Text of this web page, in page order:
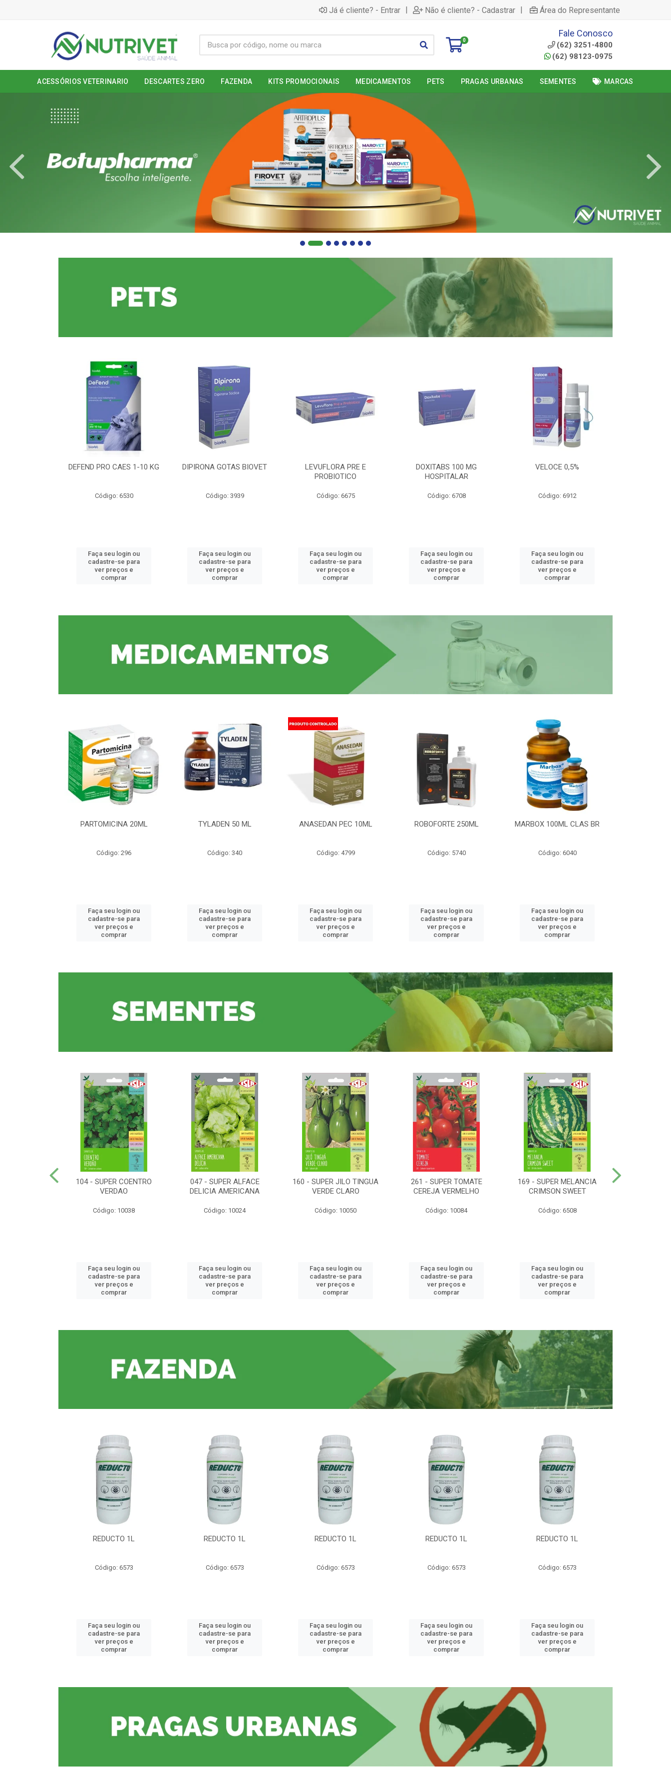
Já é cliente? - Entrar | Não é cliente? - Cadastrar | Área do Representante
0
Fale Conosco
(62) 3251-4800
(62) 98123-0975
ACESSÓRIOS VETERINARIO DESCARTES ZERO FAZENDA KITS PROMOCIONAIS MEDICAMENTOS PETS PRAGAS URBANAS SEMENTES MARCAS
DEFEND PRO CAES 1-10 KG
Código: 6530
Faça seu login ou
cadastre-se para
ver preços e
comprar
DIPIRONA GOTAS BIOVET
Código: 3939
Faça seu login ou
cadastre-se para
ver preços e
comprar
LEVUFLORA PRE E
PROBIOTICO
Código: 6675
Faça seu login ou
cadastre-se para
ver preços e
comprar
DOXITABS 100 MG
HOSPITALAR
Código: 6708
Faça seu login ou
cadastre-se para
ver preços e
comprar
VELOCE 0,5%
Código: 6912
Faça seu login ou
cadastre-se para
ver preços e
comprar
PARTOMICINA 20ML
Código: 296
Faça seu login ou
cadastre-se para
ver preços e
comprar
TYLADEN 50 ML
Código: 340
Faça seu login ou
cadastre-se para
ver preços e
comprar
ANASEDAN PEC 10ML
Código: 4799
Faça seu login ou
cadastre-se para
ver preços e
comprar
ROBOFORTE 250ML
Código: 5740
Faça seu login ou
cadastre-se para
ver preços e
comprar
MARBOX 100ML CLAS BR
Código: 6040
Faça seu login ou
cadastre-se para
ver preços e
comprar
104 - SUPER COENTRO
VERDAO
Código: 10038
Faça seu login ou
cadastre-se para
ver preços e
comprar
047 - SUPER ALFACE
DELICIA AMERICANA
Código: 10024
Faça seu login ou
cadastre-se para
ver preços e
comprar
160 - SUPER JILO TINGUA
VERDE CLARO
Código: 10050
Faça seu login ou
cadastre-se para
ver preços e
comprar
261 - SUPER TOMATE
CEREJA VERMELHO
Código: 10084
Faça seu login ou
cadastre-se para
ver preços e
comprar
169 - SUPER MELANCIA
CRIMSON SWEET
Código: 6508
Faça seu login ou
cadastre-se para
ver preços e
comprar
REDUCTO 1L
Código: 6573
Faça seu login ou
cadastre-se para
ver preços e
comprar
REDUCTO 1L
Código: 6573
Faça seu login ou
cadastre-se para
ver preços e
comprar
REDUCTO 1L
Código: 6573
Faça seu login ou
cadastre-se para
ver preços e
comprar
REDUCTO 1L
Código: 6573
Faça seu login ou
cadastre-se para
ver preços e
comprar
REDUCTO 1L
Código: 6573
Faça seu login ou
cadastre-se para
ver preços e
comprar